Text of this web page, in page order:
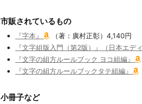
市販されているもの
『字本』
（著：廣村正彰）4,140円
『文字組版入門（第2版）』（日本エデ
『文字の組方ルールブック ヨコ組編』
『文字の組方ルールブックタテ組編』
小冊子など